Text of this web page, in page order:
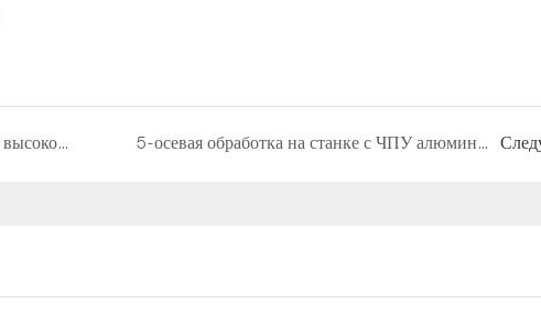
Обработка деталей ламп из латуни: высокоточные решения с ЧПУ для производителей осветительных приборов. 5-осевая обработка на станке с ЧПУ алюминиевого рабочего колеса для высокопроизводительных применений